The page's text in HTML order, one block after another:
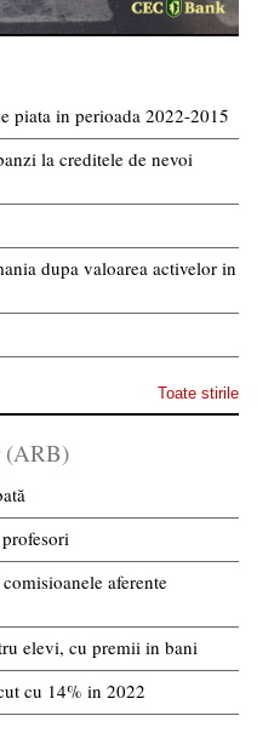
piata in perioada 2022-2015
la creditele de nevoi
dupa valoarea activelor in
Toate stirile
(ARB)
aferente
elevi, cu premii in bani
cu 14% in 2022